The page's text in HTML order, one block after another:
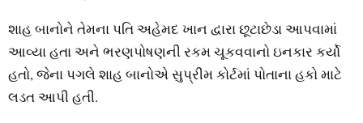
શાહ બાનોને તેમના પતિ અહેમદ ખાન દ્વારા છૂટાછેડા આપવામાં
આવ્યા હતા અને ભરણપોષણની રકમ ચૂકવવાનો ઇનકાર કર્યો
હતો, જેના પગલે શાહ બાનોએ સુપ્રીમ કોર્ટમાં પોતાના હકો માટે
લડત આપી હતી.